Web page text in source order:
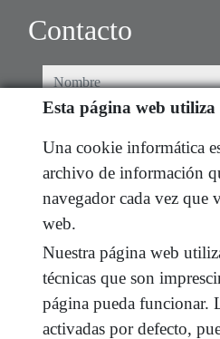
Contacto
nombre
e-mail
He leído y acepto las
mensaje
Esta página web utiliza
Una cookie informática
archivo de información
navegador cada vez que
web.
Nuestra página web
técnicas que son
página pueda funcionar.
activadas por defecto,